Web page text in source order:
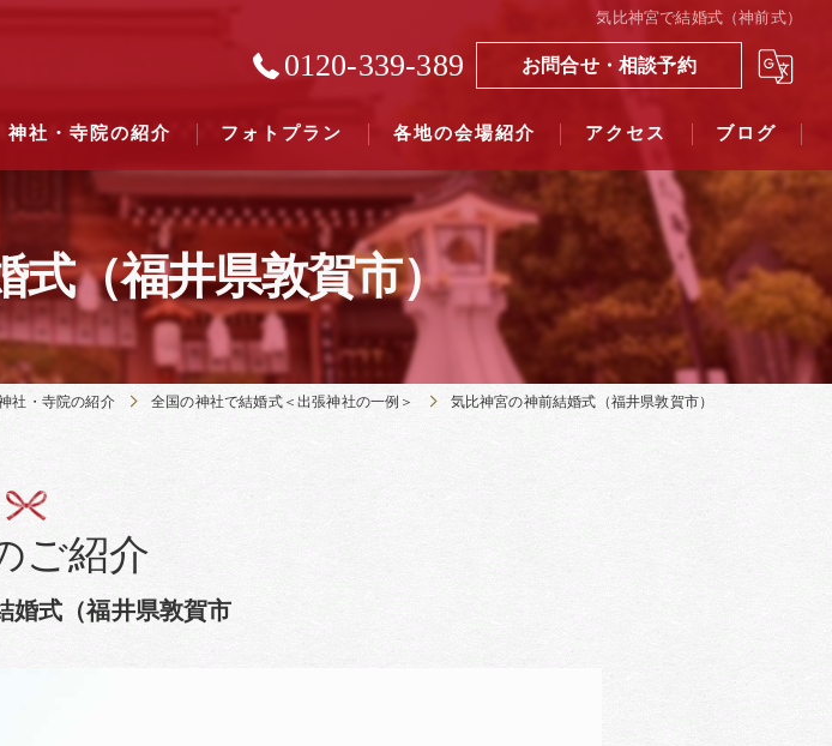
気比神宮で結婚式（神前式）
0120-339-389 お問合せ・相談予約
神社・寺院の紹介
結婚式のできる東京都下の神社一覧（４０社寺）｜三々九度東京
結婚式のできる関東六県の神社一覧（７５社）県別表示｜三々九度東京
フォトプラン 各地の会場紹介 アクセス ブログ
式（福井県敦賀市）
社・寺院の紹介 全国の神社で結婚式＜出張神社の一例＞ 気比神宮の神前結婚式（福井県敦賀市）
婚式（福井県敦賀市
ご紹介